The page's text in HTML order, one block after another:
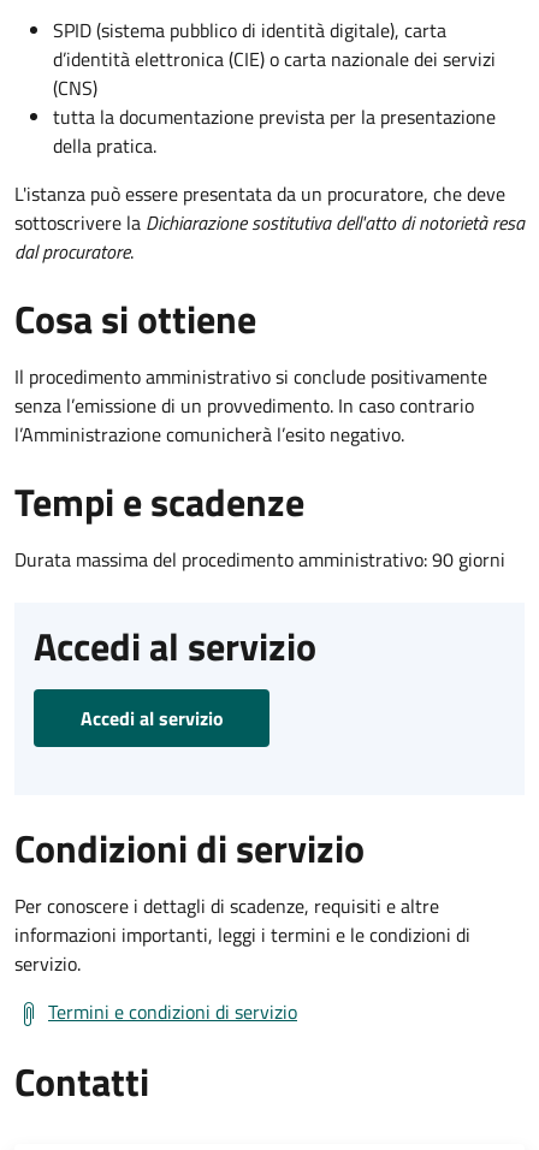
SPID (sistema pubblico di identità digitale), carta
d’identità elettronica (CIE) o carta nazionale dei servizi
(CNS)
tutta la documentazione prevista per la presentazione
della pratica.
L'istanza può essere presentata da un procuratore, che deve
sottoscrivere la Dichiarazione sostitutiva dell'atto di notorietà resa
dal procuratore.
Cosa si ottiene
Il procedimento amministrativo si conclude positivamente
senza l’emissione di un provvedimento. In caso contrario
l’Amministrazione comunicherà l’esito negativo.
Tempi e scadenze
Durata massima del procedimento amministrativo: 90 giorni
Accedi al servizio
Accedi al servizio
Condizioni di servizio
Per conoscere i dettagli di scadenze, requisiti e altre
informazioni importanti, leggi i termini e le condizioni di
servizio.
Termini e condizioni di servizio
Contatti